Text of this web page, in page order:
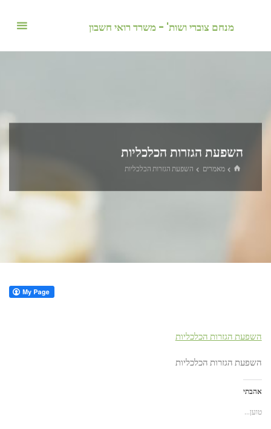
מנחם צוברי ושות' - משרד רואי חשבון
השפעת הגזרות הכלכליות
ביתמאמרים השפעת הגזרות הכלכליות
השפעת הגזרות הכלכליות
השפעת הגזרות הכלכליות
אהבתי
טוען...